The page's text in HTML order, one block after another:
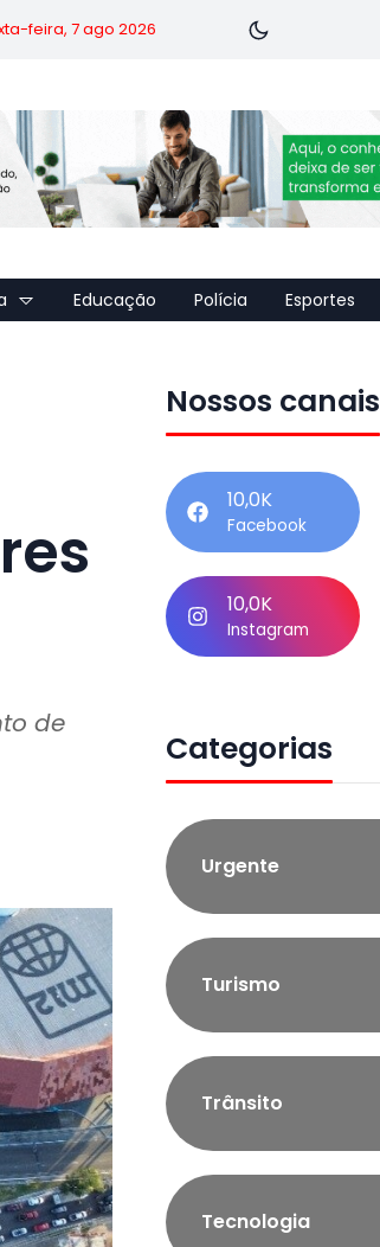
feira, 7 ago 2026
Educação Polícia Esportes
de
Nossos canais
10,0K
Facebook
10,0K
Instagram
Categorias
Urgente
Turismo
Trânsito
Tecnologia